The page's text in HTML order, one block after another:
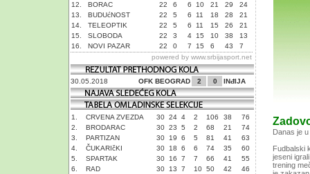
12.
BORAC 22 6 6 10 21 29
24
13.
BUDUćNOST 22 5 6 11 18 28
21
14.
TELEOPTIK 22 5 6 11 15 26
21
15.
SLOBODA 22 3 4 15 10 38
13
16.
NOVI PAZAR 22 0 7 15 6 43
7
powered by www.srbijasport.net
30.05.2018 OFK BEOGRAD 2 0 INđIJA
1. CRVENA ZVEZDA 30 24 4 2 106 38
76
2.
BRODARAC 30 23 5 2 68 21
74
3.
PARTIZAN 30 19 6 5 81 41
63
4.
ČUKARIčKI 30 18 6 6 74 35
60
5.
SPARTAK 30 16 7 7 66 41
55
6.
RAD 30 13 7 10 50 42
46
Danas je
Fudbalski
jeseni
trening